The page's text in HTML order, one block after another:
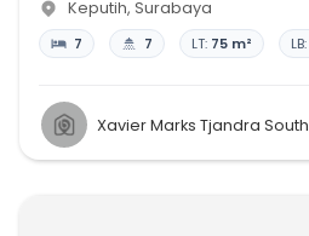
Keputih, Surabaya
7 7 LT: 75 m² LB:
Xavier Marks Tjandra South